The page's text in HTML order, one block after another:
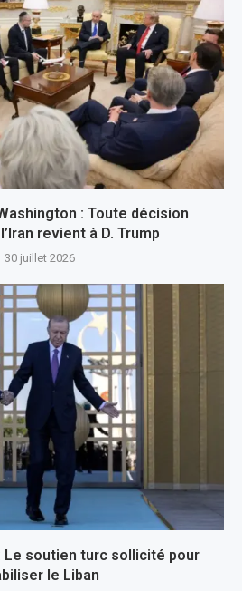
: Toute décision
revient à D. Trump
30 juillet 2026
Le soutien turc sollicité pour
le Liban